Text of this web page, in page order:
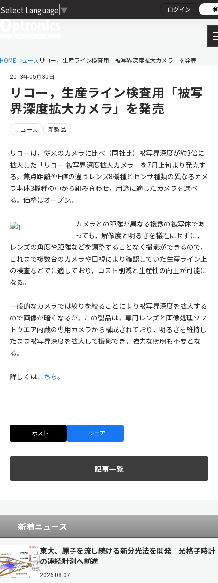
Select Language ▼ ログイン
HOMEニュース リコー，生産ライン検査用「被写界深度拡大カメラ」を発売
2013年05月30日
リコー，生産ライン検査用「被写
界深度拡大カメラ」を発売
ニュース 新製品
リコーは，従来のカメラに比べ（同社比）被写界深度が約3倍に
拡大した「リコー 被写界深度拡大カメラ」を7月上旬より発売す
る。焦点距離やF値の違うレンズ8機種とセンサ種類の異なるカメ
ラ本体3機種の中から組み合わせ，用途に適したカメラを選べ
る。価格はオープン。
カメラとの距離が異なる複数の被写体であ
っても，解像度と明るさを犠牲にせずに，
レンズの角度や距離などを調整することなく撮影ができるので，
これまで複数台のカメラや目視により確認していた生産ライン上
の検査などでに適しており，コスト削減と生産性の向上が可能に
なる。
一般的なカメラでは絞りを絞ることにより被写界深度を拡大する
ので画像が暗くなるが，この製品は，専用レンズと画像処理ソフ
トウエア内蔵の専用カメラから構成されており，明るさを維持し
たまま被写界深度を拡大して撮影でき，強力な照明も不要とな
る。
詳しくはこちら。
ポスト シェア
記事一覧
新着ニュース
東大、原子を流し続ける新分光法を開発 光格子時計
の連続計測へ前進
2026.08.07